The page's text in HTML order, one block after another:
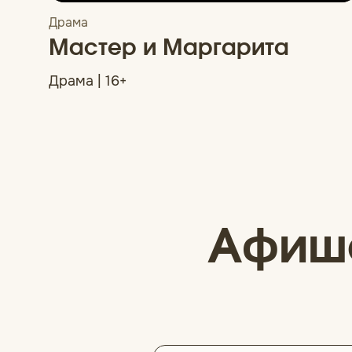
Драма
Мастер и Маргарита
Драма | 16+